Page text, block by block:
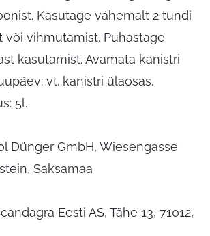
Kasutage vähemalt 2 tundi
või vihmutamist. Puhastage
kasutamist. Avamata kanistri
vt. kanistri ülaosas.
5l.
Dünger GmbH, Wiesengasse
Saksamaa
Eesti AS, Tähe 13, 71012,